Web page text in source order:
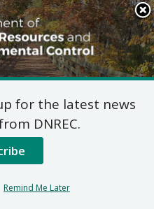
Search
This
Site
Permiso
Canales
for the latest news
DNREC.
Remind Me Later